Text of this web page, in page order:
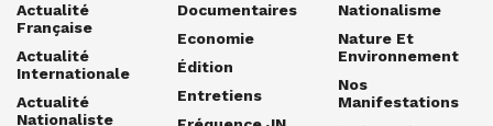
Actualité
Française
Actualité
Internationale
Actualité
Nationaliste
Documentaires
Economie
Édition
Entretiens
Nationalisme
Nature Et
Environnement
Nos
Manifestations